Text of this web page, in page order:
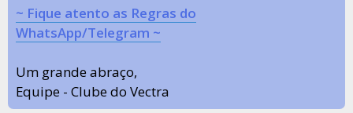
~ Fique atento as Regras do
WhatsApp/Telegram ~
Um grande abraço,
Equipe - Clube do Vectra